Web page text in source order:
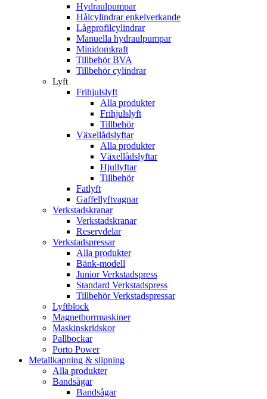
Hydraulpumpar
Hålcylindrar enkelverkande
Lågprofilcylindrar
Manuella hydraulpumpar
Minidomkraft
Tillbehör BVA
Tillbehör cylindrar
Lyft
Frihjulslyft
Alla produkter
Frihjulslyft
Tillbehör
Växellådslyftar
Alla produkter
Växellådslyftar
Hjullyftar
Tillbehör
Fatlyft
Gaffellyftvagnar
Verkstadskranar
Verkstadskranar
Reservdelar
Verkstadspressar
Alla produkter
Bänk-modell
Junior Verkstadspress
Standard Verkstadspress
Tillbehör Verkstadspressar
Lyftblock
Magnetborrmaskiner
Maskinskridskor
Pallbockar
Porto Power
Metallkapning & slipning
Alla produkter
Bandsågar
Bandsågar